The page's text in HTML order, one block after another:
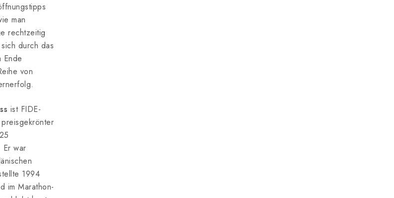
man
rechtzeitig
durch das
Ende
von
ist FIDE-
Er war
1994
im Marathon-